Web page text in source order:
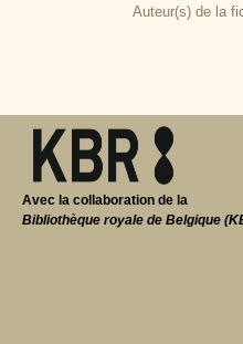
Auteur(s) de la
Avec la collaboration de la
Bibliothèque royale de Belgique